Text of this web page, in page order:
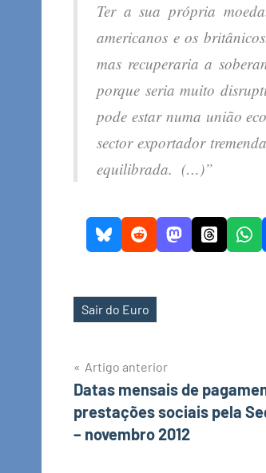
Ter a sua própria
americanos e os
mas recuperaria a
porque seria muito
pode estar numa união
sector exportador
equilibrada. (…)”
Etiquetas
Sair do Euro
Navegação
de
artigos
Artigo anterior
Datas mensais de
prestações sociais pela
– novembro 2012